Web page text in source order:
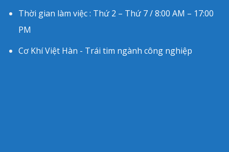
Thời gian làm việc : Thứ 2 – Thứ 7 / 8:00 AM – 17:00
PM
Cơ Khí Việt Hàn - Trái tim ngành công nghiệp